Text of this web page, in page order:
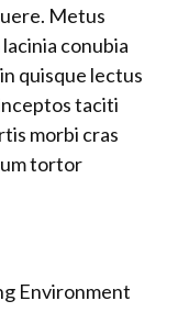
Metus
conubia
quisque lectus
taciti
morbi cras
tortor
Environment